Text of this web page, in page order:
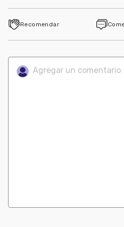
Recomendar